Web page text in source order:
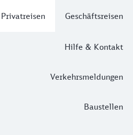
Privatreisen Geschäftsreisen
Hilfe & Kontakt
Verkehrsmeldungen
Baustellen